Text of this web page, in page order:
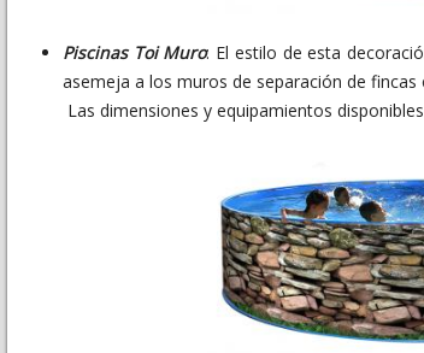
Piscinas Toi Muro: El estilo de esta
asemeja a los muros de separación de
Las dimensiones y equipamientos